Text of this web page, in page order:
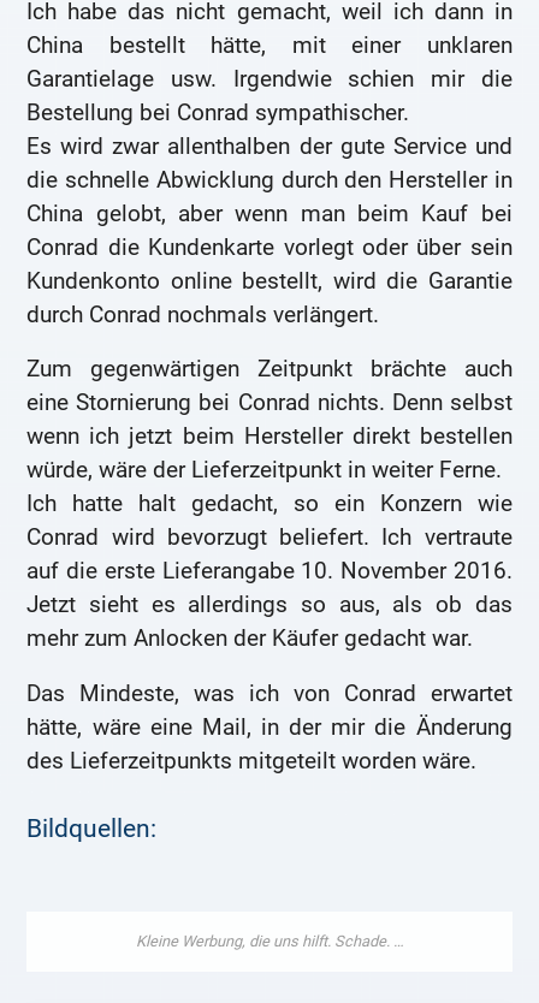
Ich habe das nicht gemacht, weil ich dann in
China bestellt hätte, mit einer unklaren
Garantielage usw. Irgendwie schien mir die
Bestellung bei Conrad sympathischer.
Es wird zwar allenthalben der gute Service und
die schnelle Abwicklung durch den Hersteller in
China gelobt, aber wenn man beim Kauf bei
Conrad die Kundenkarte vorlegt oder über sein
Kundenkonto online bestellt, wird die Garantie
durch Conrad nochmals verlängert.
Zum gegenwärtigen Zeitpunkt brächte auch
eine Stornierung bei Conrad nichts. Denn selbst
wenn ich jetzt beim Hersteller direkt bestellen
würde, wäre der Lieferzeitpunkt in weiter Ferne.
Ich hatte halt gedacht, so ein Konzern wie
Conrad wird bevorzugt beliefert. Ich vertraute
auf die erste Lieferangabe 10. November 2016.
Jetzt sieht es allerdings so aus, als ob das
mehr zum Anlocken der Käufer gedacht war.
Das Mindeste, was ich von Conrad erwartet
hätte, wäre eine Mail, in der mir die Änderung
des Lieferzeitpunkts mitgeteilt worden wäre.
Bildquellen: